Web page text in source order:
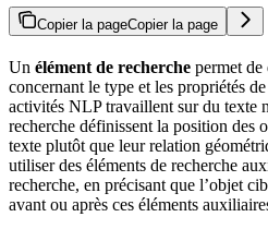
Copier la pageCopier la page
Un élément de recherche permet
concernant le type et les propriétés
activités NLP travaillent sur du texte
recherche définissent la position des
texte plutôt que leur relation
utiliser des éléments de recherche
recherche, en précisant que l’objet
avant ou après ces éléments